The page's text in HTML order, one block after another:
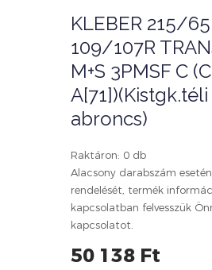
KLEBER 215/65
109/107R
M+S 3PMSF C
A[71])(Kistgk.téli
abroncs)
Raktáron: 0 db
Alacsony darabszám
rendelését, termék
kapcsolatban felvesszük
kapcsolatot.
50 138 Ft